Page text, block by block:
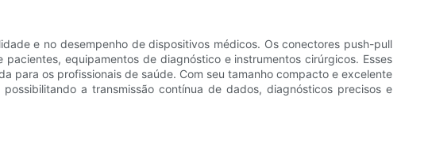
e no desempenho de dispositivos médicos. Os conectores push-pull
equipamentos de diagnóstico e instrumentos cirúrgicos. Esses
para os profissionais de saúde. Com seu tamanho compacto e excelente
a transmissão contínua de dados, diagnósticos precisos e